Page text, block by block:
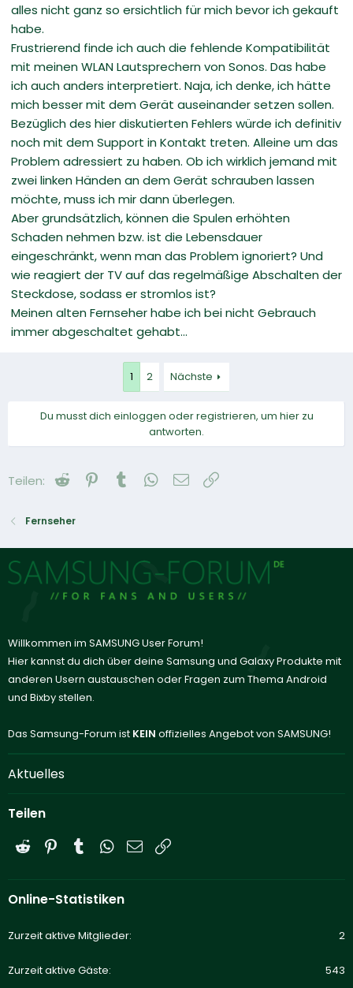
alles nicht ganz so ersichtlich für mich bevor ich gekauft
habe.
Frustrierend finde ich auch die fehlende Kompatibilität
mit meinen WLAN Lautsprechern von Sonos. Das habe
ich auch anders interpretiert. Naja, ich denke, ich hätte
mich besser mit dem Gerät auseinander setzen sollen.
Bezüglich des hier diskutierten Fehlers würde ich definitiv
noch mit dem Support in Kontakt treten. Alleine um das
Problem adressiert zu haben. Ob ich wirklich jemand mit
zwei linken Händen an dem Gerät schrauben lassen
möchte, muss ich mir dann überlegen.
Aber grundsätzlich, können die Spulen erhöhten
Schaden nehmen bzw. ist die Lebensdauer
eingeschränkt, wenn man das Problem ignoriert? Und
wie reagiert der TV auf das regelmäßige Abschalten der
Steckdose, sodass er stromlos ist?
Meinen alten Fernseher habe ich bei nicht Gebrauch
immer abgeschaltet gehabt…
1 2 Nächste
Du musst dich einloggen oder registrieren, um hier zu
antworten.
Teilen: Reddit Pinterest
Tumblr WhatsApp
E-Mail
Fernseher
Willkommen im SAMSUNG User Forum!
Hier kannst du dich über deine Samsung und Galaxy Produkte mit
anderen Usern austauschen oder Fragen zum Thema Android
und Bixby stellen.
Das Samsung-Forum ist KEIN offizielles Angebot von SAMSUNG!
Aktuelles
Teilen
Reddit PinterestTumblrWhatsApp
E-Mail
Online-Statistiken
Zurzeit aktive Mitglieder 2
Zurzeit aktive Gäste 543